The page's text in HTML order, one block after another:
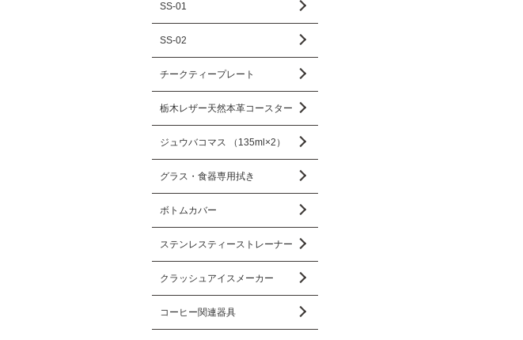
SS-01
SS-02
チークティープレート
栃木レザー天然本革コースター
ジュウバコマス （135ml×2）
グラス・食器専用拭き
ボトムカバー
ステンレスティーストレーナー
クラッシュアイスメーカー
コーヒー関連器具